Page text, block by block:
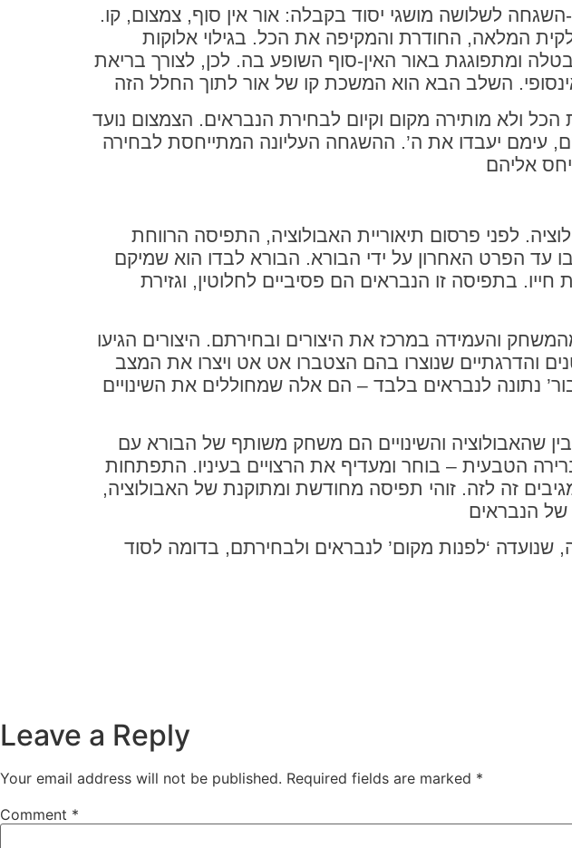
השגחה לשלושה מושגי יסוד בקבלה: אור אין סוף, צמצום, קו.
המלאה, החודרת והמקיפה את הכל. בגילוי אלוקות
ומתפוגגת באור האין-סוף השופע בה. לכן, לצורך בריאת
ולא מותירה מקום וקיום לבחירת הנבראים. הצמצום נועד
יעבדו את ה’. ההשגחה העליונה המתייחסת לבחירה
לפני פרסום תיאוריית האבולוציה, התפיסה הרווחת
עד הפרט האחרון על ידי הבורא. הבורא לבדו הוא שמיקם
בתפיסה זו הנבראים הם פסיביים לחלוטין, וגזירת
והעמידה במרכז את היצורים ובחירתם. היצורים הגיעו
והדרגתיים שנוצרו בהם הצטברו אט אט ויצרו את המצב
נתונה לנבראים בלבד – הם אלה שמחוללים את השינויים
שהאבולוציה והשינויים הם משחק משותף של הבורא עם
הטבעית – בוחר ומעדיף את הרצויים בעיניו. התפתחות
זה לזה. זוהי תפיסה מחודשת ומתוקנת של האבולוציה,
‘לפנות מקום’ לנבראים ולבחירתם, בדומה לסוד
Leave a Reply
Your email address will not be published. Required fields are marked *
Comment *